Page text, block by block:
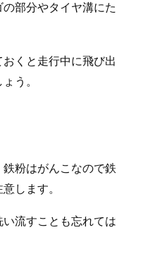
部分やタイヤ溝にた
くと走行中に飛び出
う。
粉はがんこなので鉄
します。
流すことも忘れては